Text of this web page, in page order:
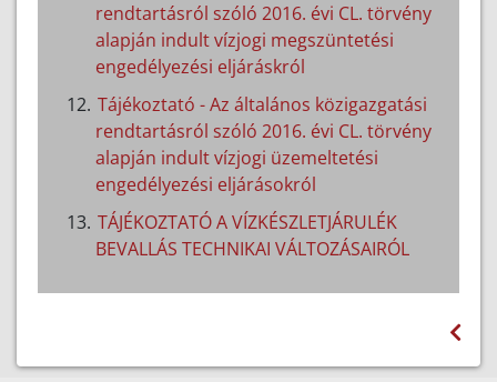
rendtartásról szóló 2016. évi CL. törvény
alapján indult vízjogi megszüntetési
engedélyezési eljáráskról
Tájékoztató - Az általános közigazgatási
rendtartásról szóló 2016. évi CL. törvény
alapján indult vízjogi üzemeltetési
engedélyezési eljárásokról
TÁJÉKOZTATÓ A VÍZKÉSZLETJÁRULÉK
BEVALLÁS TECHNIKAI VÁLTOZÁSAIRÓL